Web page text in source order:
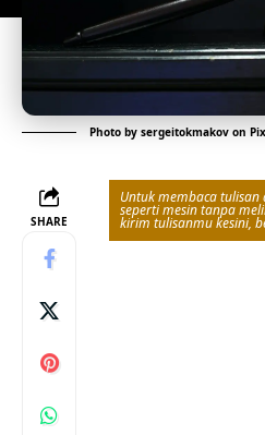
Photo by sergeitokmakov on
SHARE
Untuk membaca
seperti mesin tanpa
kirim tulisanmu kesini,